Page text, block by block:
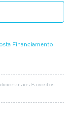
Financiamento
aos Favoritos